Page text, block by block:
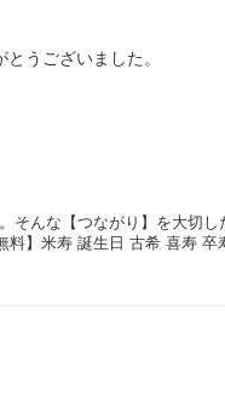
うございました。
そんな【つながり】を大切
】米寿 誕生日 古希 喜寿 卒